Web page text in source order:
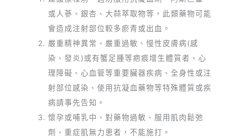
或人蔘、銀杏、大蒜萃取物等，此類藥物可能
會造成注射部位較多瘀青或出血。
嚴重精神異常、嚴重過敏、慢性皮膚病(感
染、發炎)或有蟹足腫等疤痕增生體質者、心
理障礙、心血管等重要臟器疾病、全身性或注
射部位感染、使用抗凝血藥物等特殊體質或疾
病請事先告知。
懷孕或哺乳中、對藥物過敏、服用肌肉鬆弛
劑、重症肌無力患者，不能施打。